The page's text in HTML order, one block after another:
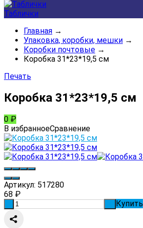
Таблички
Главная →
Упаковка, коробки, мешки →
Коробки почтовые →
Коробка 31*23*19,5 см
Печать
Коробка 31*23*19,5 см
0 ₽
В избранноеСравнение
Артикул: 517280
68 ₽
Купить